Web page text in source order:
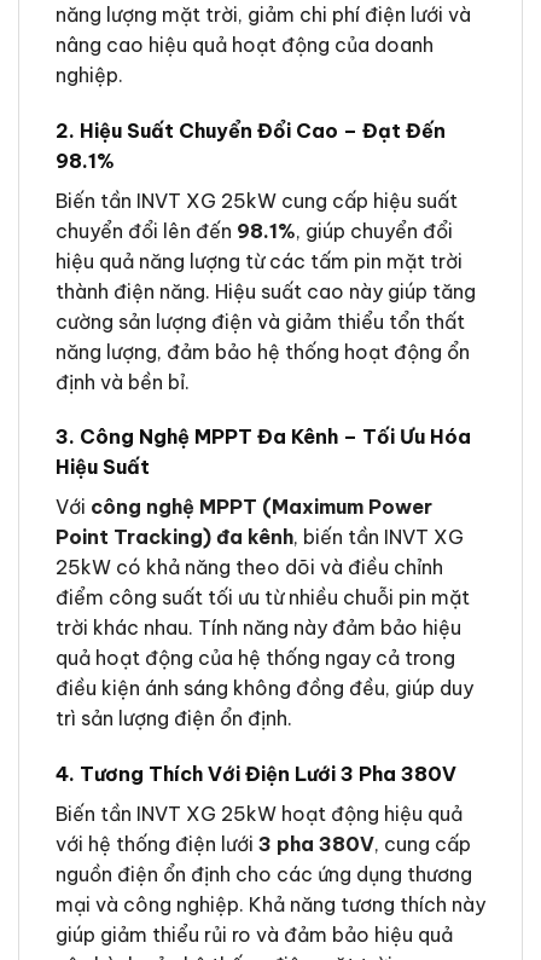
năng lượng mặt trời, giảm chi phí điện lưới và
nâng cao hiệu quả hoạt động của doanh
nghiệp.
2. Hiệu Suất Chuyển Đổi Cao – Đạt Đến
98.1%
Biến tần INVT XG 25kW cung cấp hiệu suất
chuyển đổi lên đến 98.1%, giúp chuyển đổi
hiệu quả năng lượng từ các tấm pin mặt trời
thành điện năng. Hiệu suất cao này giúp tăng
cường sản lượng điện và giảm thiểu tổn thất
năng lượng, đảm bảo hệ thống hoạt động ổn
định và bền bỉ.
3. Công Nghệ MPPT Đa Kênh – Tối Ưu Hóa
Hiệu Suất
Với công nghệ MPPT (Maximum Power
Point Tracking) đa kênh, biến tần INVT XG
25kW có khả năng theo dõi và điều chỉnh
điểm công suất tối ưu từ nhiều chuỗi pin mặt
trời khác nhau. Tính năng này đảm bảo hiệu
quả hoạt động của hệ thống ngay cả trong
điều kiện ánh sáng không đồng đều, giúp duy
trì sản lượng điện ổn định.
4. Tương Thích Với Điện Lưới 3 Pha 380V
Biến tần INVT XG 25kW hoạt động hiệu quả
với hệ thống điện lưới 3 pha 380V, cung cấp
nguồn điện ổn định cho các ứng dụng thương
mại và công nghiệp. Khả năng tương thích này
giúp giảm thiểu rủi ro và đảm bảo hiệu quả